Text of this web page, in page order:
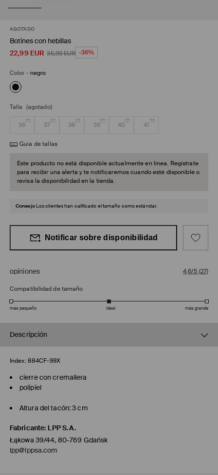
AGOTADO
Botines con hebillas
22,99 EUR 35,99EUR -36%
Color - negro
Talla (agotado)
36 37 38 39 40 41
Guía de tallas
Este producto no está disponible actualmente en línea. Regístrate
para recibir una alerta y te notificaremos cuando esté disponible o
revisa la disponibilidad en la tienda.
Consejo Los clientes han calificado el tamaño como estándar.
Notificar sobre disponibilidad
opiniones 4,6/5 (27)
Compatibilidad de tamaño
más pequeño ideal más grande
Descripción
Index: 884CF-99X
cierre con cremallera
polipiel
Altura del tacón: 3 cm
Fabricante: LPP S.A.
Łąkowa 39/44, 80-769 Gdańsk
lpp@lppsa.com